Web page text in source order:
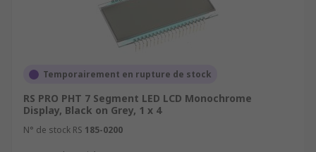
Temporairement en rupture de stock
RS PRO PHT 7 Segment LED LCD Monochrome
Display, Black on Grey, 1 x 4
N° de stock RS 185-0200